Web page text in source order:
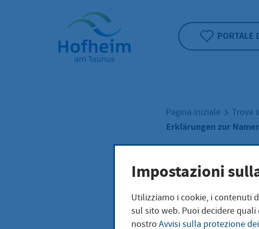
Home"
PORTALE
Pagina iniziale Trova
Erklärungen zur
Impostazioni
Utilizziamo i cookie, i contenuti
sul sito web. Puoi decidere
nostro Avvisi sulla protezione